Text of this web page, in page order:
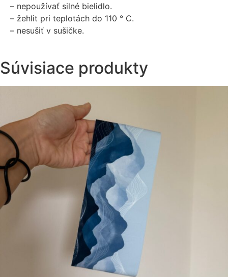
– nepoužívať silné bielidlo.
– žehlit pri teplotách do 110 ° C.
– nesušiť v sušičke.
Súvisiace produkty